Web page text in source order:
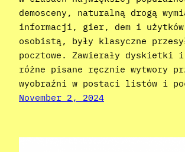
demosceny, naturalną drogą
informacji, gier, dem i
osobistą, były klasyczne
pocztowe. Zawierały dyskietki
różne pisane ręcznie wytwory
wyobraźni w postaci listów i
November 2, 2024